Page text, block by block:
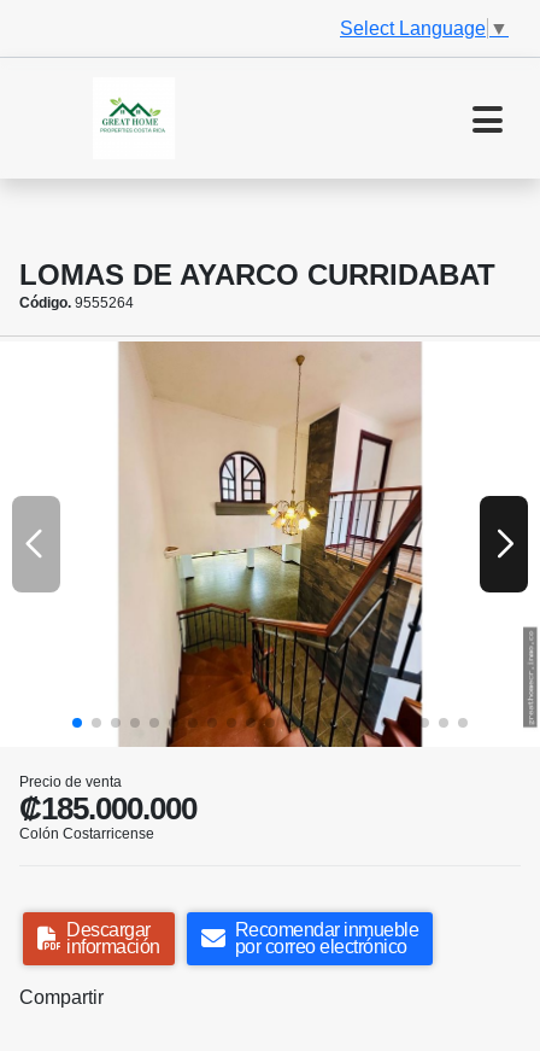
Select Language ▼
LOMAS DE AYARCO CURRIDABAT
Código. 9555264
Precio de venta
₡185.000.000
Colón Costarricense
Descargar
información
Recomendar inmueble
por correo electrónico
Compartir